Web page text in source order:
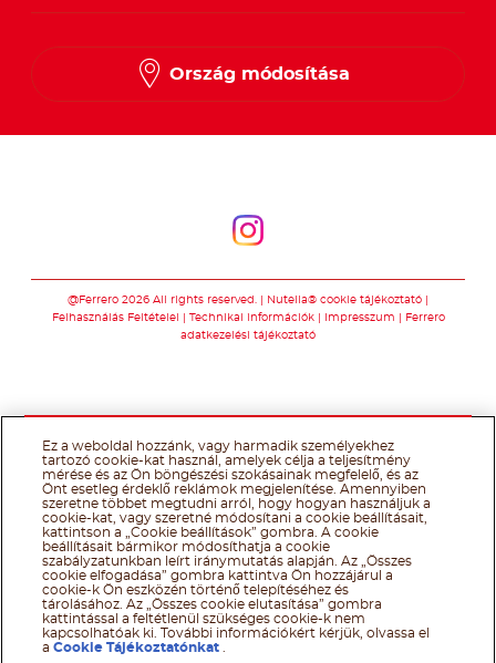
Ország módosítása
@Ferrero 2026 All rights reserved.
Nutella® cookie tájékoztató
Felhasználás Feltételei
Technikai információk Impresszum
Ferrero
adatkezelési tájékoztató
Ez a weboldal hozzánk, vagy harmadik személyekhez
tartozó cookie-kat használ, amelyek célja a teljesítmény
mérése és az Ön böngészési szokásainak megfelelő, és az
Önt esetleg érdeklő reklámok megjelenítése. Amennyiben
szeretne többet megtudni arról, hogy hogyan használjuk a
cookie-kat, vagy szeretné módosítani a cookie beállításait,
kattintson a „Cookie beállítások” gombra. A cookie
beállításait bármikor módosíthatja a cookie
szabályzatunkban leírt iránymutatás alapján. Az „Összes
cookie elfogadása” gombra kattintva Ön hozzájárul a
cookie-k Ön eszközén történő telepítéséhez és
tárolásához. Az „Összes cookie elutasítása” gombra
kattintással a feltétlenül szükséges cookie-k nem
kapcsolhatóak ki. További információkért kérjük, olvassa el
aCookie Tájékoztatónkat